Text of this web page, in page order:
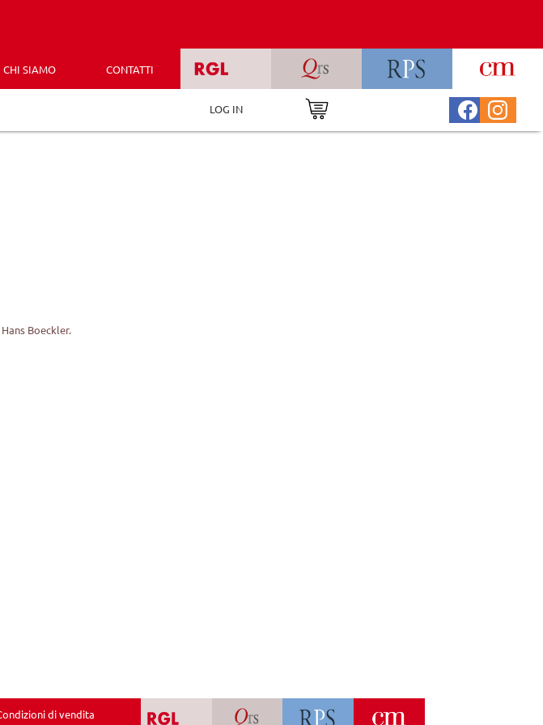
CHI SIAMO CONTATTI
LOG IN
Boeckler.
di vendita